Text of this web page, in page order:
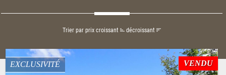
Trier par prix croissant décroissant
VENDU
EXCLUSIVITÉ